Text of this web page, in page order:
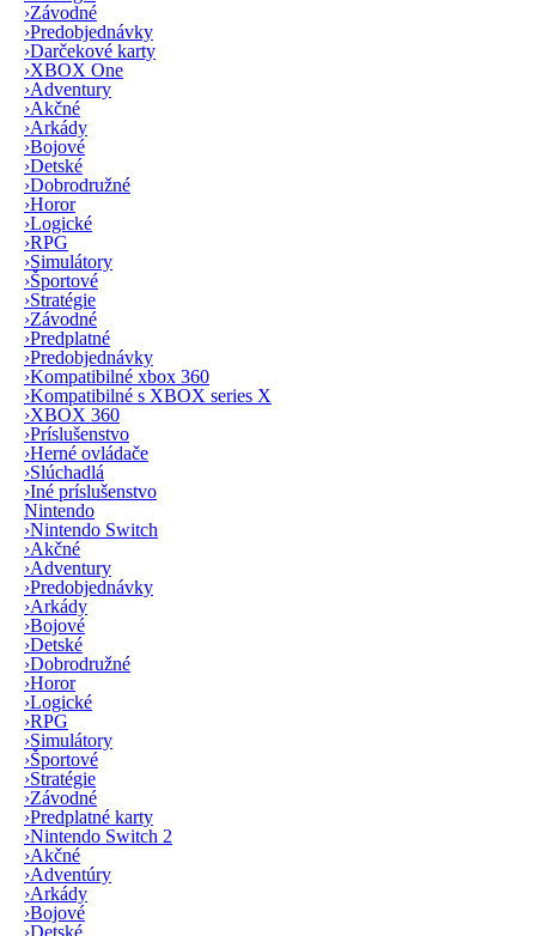
›Závodné
›Predobjednávky
›Darčekové karty
›XBOX One
›Adventury
›Akčné
›Arkády
›Bojové
›Detské
›Dobrodružné
›Horor
›Logické
›RPG
›Simulátory
›Športové
›Stratégie
›Závodné
›Predplatné
›Predobjednávky
›Kompatibilné xbox 360
›Kompatibilné s XBOX series X
›XBOX 360
›Príslušenstvo
›Herné ovládače
›Slúchadlá
›Iné príslušenstvo
Nintendo
›Nintendo Switch
›Akčné
›Adventury
›Predobjednávky
›Arkády
›Bojové
›Detské
›Dobrodružné
›Horor
›Logické
›RPG
›Simulátory
›Športové
›Stratégie
›Závodné
›Predplatné karty
›Nintendo Switch 2
›Akčné
›Adventúry
›Arkády
›Bojové
›Detské